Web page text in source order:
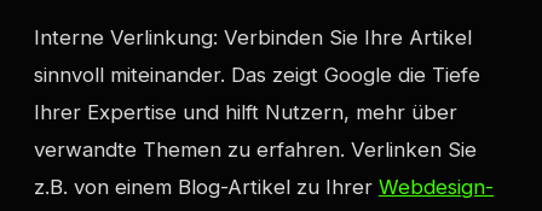
Interne Verlinkung: Verbinden Sie Ihre Artikel
sinnvoll miteinander. Das zeigt Google die Tiefe
Ihrer Expertise und hilft Nutzern, mehr über
verwandte Themen zu erfahren. Verlinken Sie
z.B. von einem Blog-Artikel zu Ihrer Webdesign-